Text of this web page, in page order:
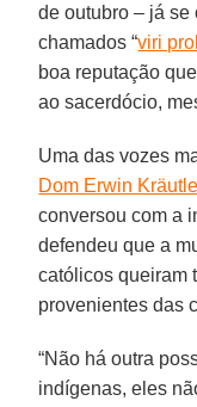
de outubro – já se
chamados “viri
boa reputação
ao sacerdócio,
Uma das vozes
Dom Erwin
conversou com a
defendeu que a
católicos queiram
provenientes das
“Não há outra
indígenas, eles